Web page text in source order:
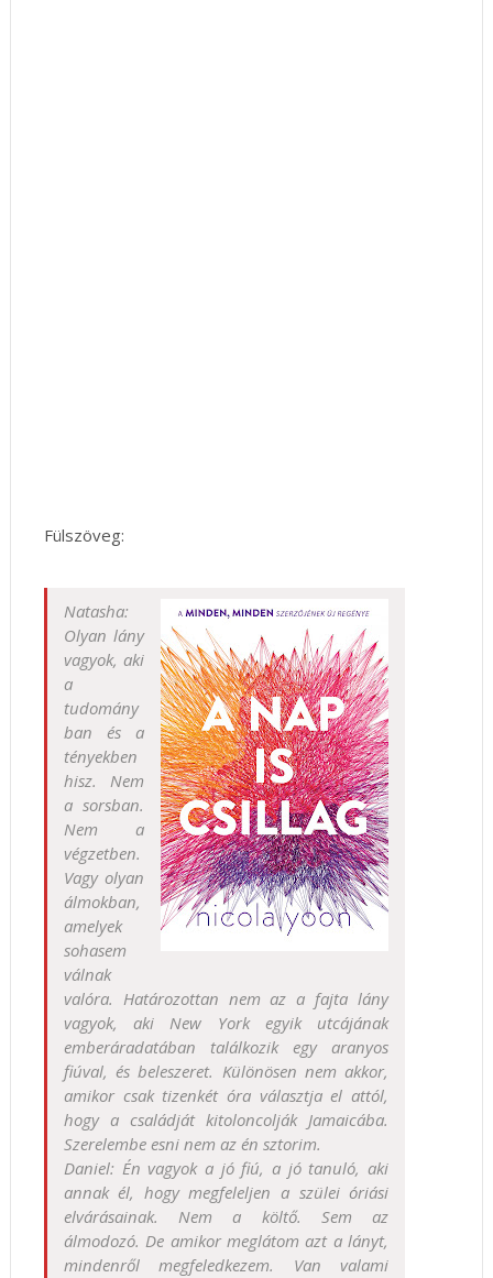
Fülszöveg:
Natasha: ​
Olyan lány
vagyok, aki
a
tudomány
ban és a
tényekben
hisz. Nem
a sorsban.
Nem a
végzetben.
Vagy olyan
álmokban,
amelyek
sohasem
válnak
valóra. Határozottan nem az a fajta lány
vagyok, aki New York egyik utcájának
emberáradatában találkozik egy aranyos
fiúval, és beleszeret. Különösen nem akkor,
amikor csak tizenkét óra választja el attól,
hogy a családját kitoloncolják Jamaicába.
Szerelembe esni nem az én sztorim.
Daniel: Én vagyok a jó fiú, a jó tanuló, aki
annak él, hogy megfeleljen a szülei óriási
elvárásainak. Nem a költő. Sem az
álmodozó. De amikor meglátom azt a lányt,
mindenről megfeledkezem. Van valami